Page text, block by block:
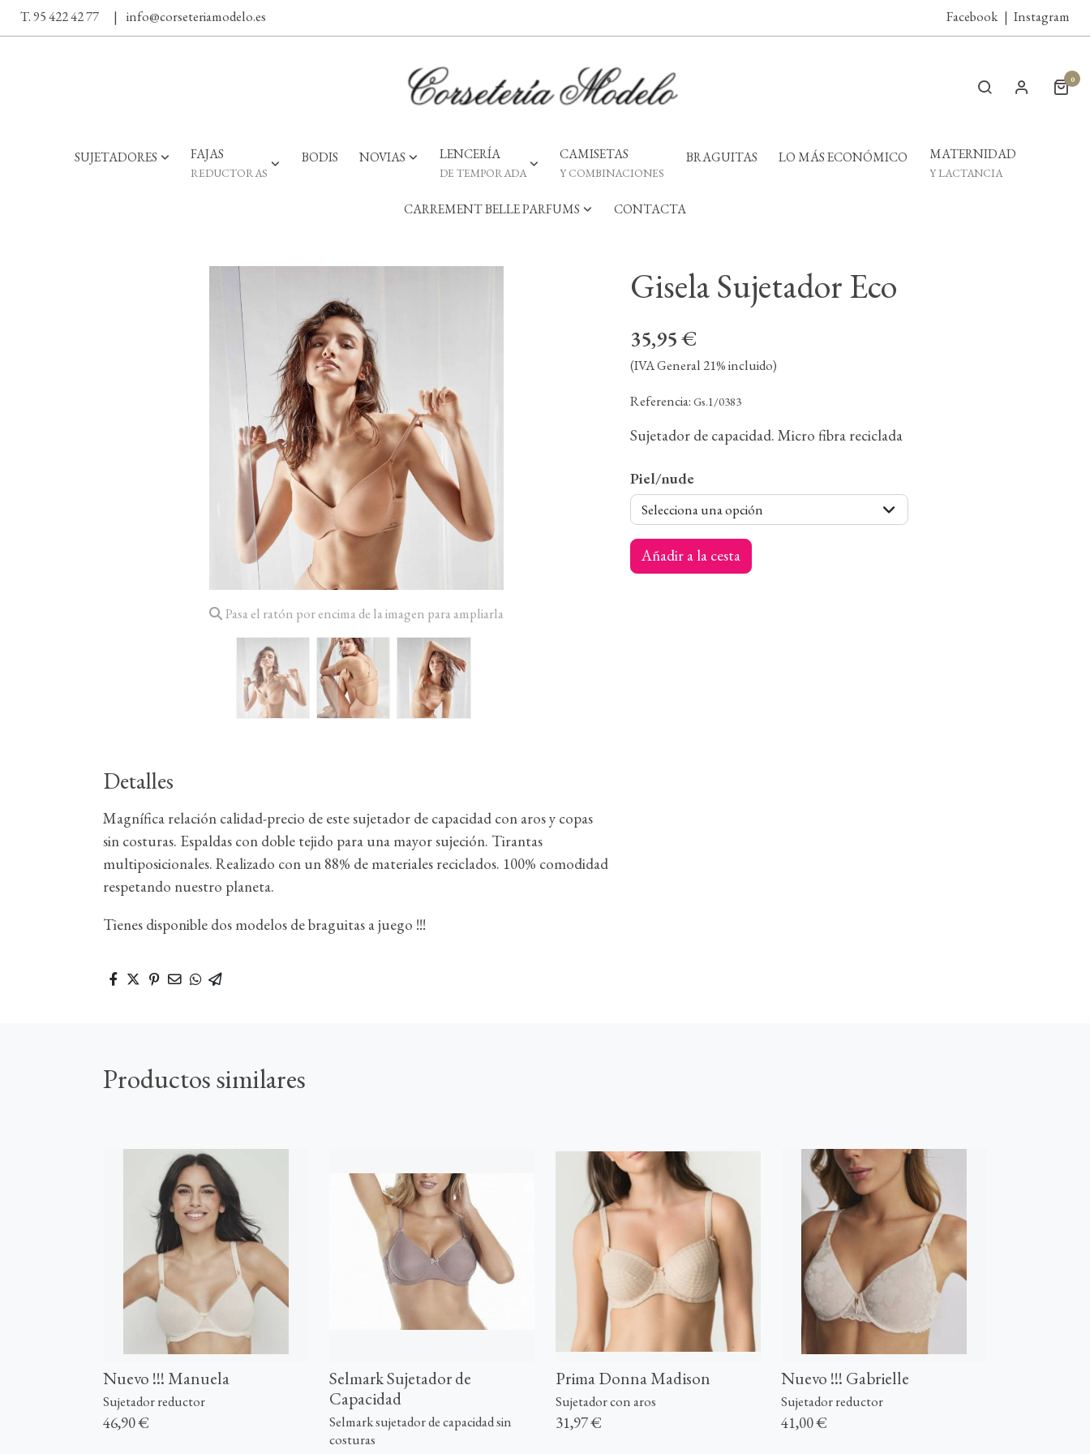
T. 95 422 42 77 | info@corseteriamodelo.es Facebook | Instagram
0
SUJETADORES FAJAS
REDUCTORAS
BODIS NOVIAS LENCERÍA
DE TEMPORADA
CAMISETAS
Y COMBINACIONES
BRAGUITAS LO MÁS ECONÓMICO MATERNIDAD
Y LACTANCIA
CARREMENT BELLE PARFUMS CONTACTA
Pasa el ratón por encima de la imagen para ampliarla
Detalles
Magnífica relación calidad-precio de este sujetador de capacidad con aros y copas
sin costuras. Espaldas con doble tejido para una mayor sujeción. Tirantas
multiposicionales. Realizado con un 88% de materiales reciclados. 100% comodidad
respetando nuestro planeta.
Tienes disponible dos modelos de braguitas a juego !!!
Gisela Sujetador Eco
35,95 €
(IVA General 21% incluido)
Referencia:Gs.1/0383
Sujetador de capacidad. Micro fibra reciclada
Piel/nude
Selecciona una opción
Añadir a la cesta
Productos similares
Nuevo !!! Manuela
Sujetador reductor
46,90 €
Selmark Sujetador de
Capacidad
Selmark sujetador de capacidad sin
costuras
Prima Donna Madison
Sujetador con aros
31,97 €
Nuevo !!! Gabrielle
Sujetador reductor
41,00 €